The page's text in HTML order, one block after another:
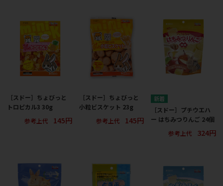
［スドー］ちょびっと
トロピカル3 30g
参考上代
145円
［スドー］ちょびっと
小粒ビスケット 23g
参考上代
145円
［スドー］プチウエハ
ー はちみつりんご 24個
参考上代
324円